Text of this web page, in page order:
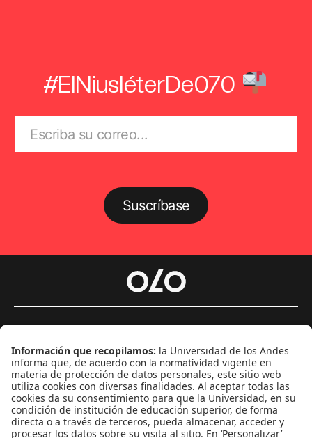
#ElNiusléterDe070
Suscríbase
Género
Política
Cultura
Medio ambiente
Medios y periodismo